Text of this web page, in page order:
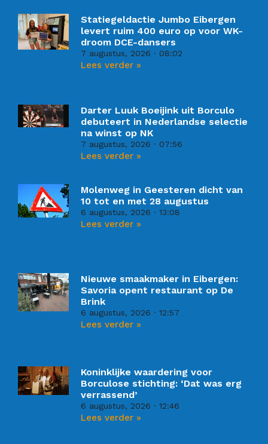
Statiegeldactie Jumbo Eibergen
levert ruim 400 euro op voor WK-
droom DCE-dansers
7 augustus, 2026 08:02
Lees verder »
Darter Luuk Boeijink uit Borculo
debuteert in Nederlandse selectie
na winst op NK
7 augustus, 2026 07:56
Lees verder »
Molenweg in Geesteren dicht van
10 tot en met 28 augustus
6 augustus, 2026 13:08
Lees verder »
Nieuwe smaakmaker in Eibergen:
Savoria opent restaurant op De
Brink
6 augustus, 2026 12:57
Lees verder »
Koninklijke waardering voor
Borculose stichting: ‘Dat was erg
verrassend’
6 augustus, 2026 12:46
Lees verder »